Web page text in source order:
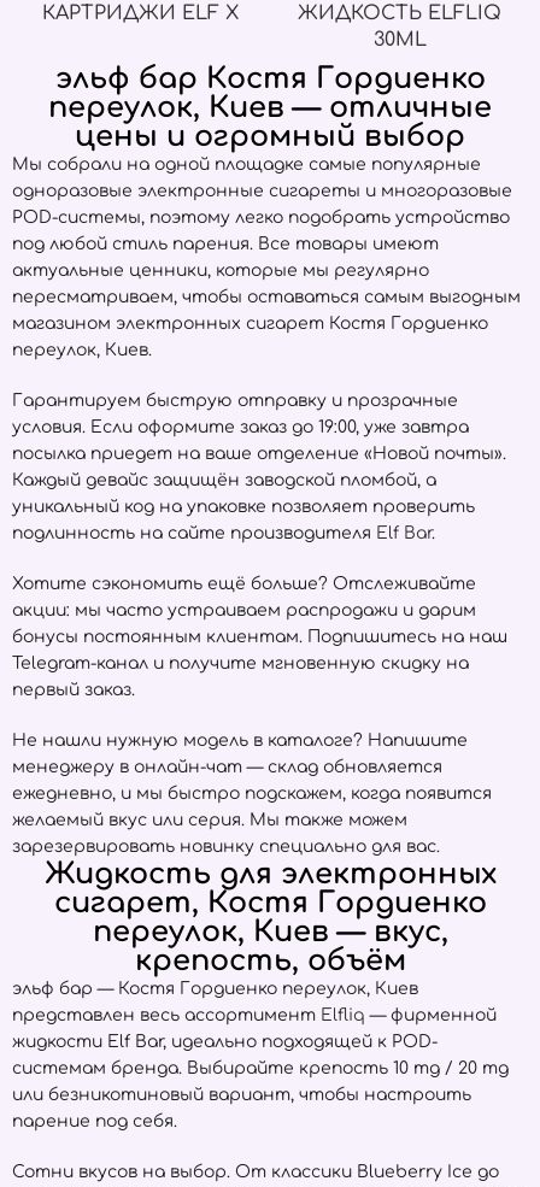
КАРТРИДЖИ ELF X
ЖИДКОСТЬ ELFLIQ
30ML
эльф бар Костя Гордиенко
переулок, Киев — отличные
цены и огромный выбор
Мы собрали на одной площадке самые популярные
одноразовые электронные сигареты и многоразовые
POD-системы, поэтому легко подобрать устройство
под любой стиль парения. Все товары имеют
актуальные ценники, которые мы регулярно
пересматриваем, чтобы оставаться самым выгодным
магазином электронных сигарет Костя Гордиенко
переулок, Киев.
Гарантируем быструю отправку и прозрачные
условия. Если оформите заказ до 19:00, уже завтра
посылка приедет на ваше отделение «Новой почты».
Каждый девайс защищён заводской пломбой, а
уникальный код на упаковке позволяет проверить
подлинность на сайте производителя Elf Bar.
Хотите сэкономить ещё больше? Отслеживайте
акции: мы часто устраиваем распродажи и дарим
бонусы постоянным клиентам. Подпишитесь на наш
Telegram-канал и получите мгновенную скидку на
первый заказ.
Не нашли нужную модель в каталоге? Напишите
менеджеру в онлайн-чат — склад обновляется
ежедневно, и мы быстро подскажем, когда появится
желаемый вкус или серия. Мы также можем
зарезервировать новинку специально для вас.
Жидкость для электронных
сигарет, Костя Гордиенко
переулок, Киев — вкус,
крепость, объём
эльф бар — Костя Гордиенко переулок, Киев
представлен весь ассортимент Elfliq — фирменной
жидкости Elf Bar, идеально подходящей к POD-
системам бренда. Выбирайте крепость 10 mg / 20 mg
или безникотиновый вариант, чтобы настроить
парение под себя.
Сотни вкусов на выбор. От классики Blueberry Ice до